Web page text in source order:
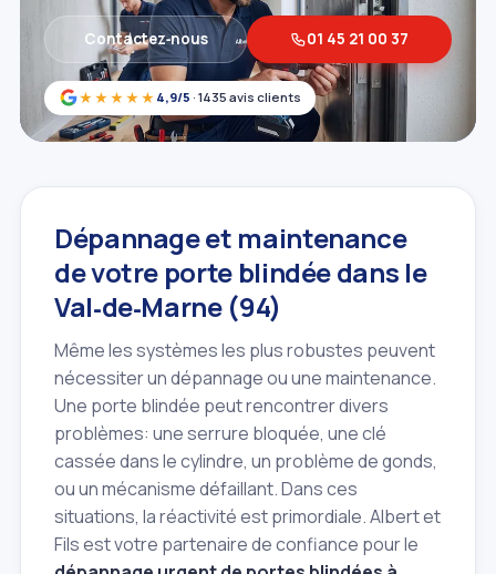
★★★★★ 4,9/5 · 1435 avis clients
Contactez‑nous 01 45 21 00 37
Dépannage et maintenance
de votre porte blindée dans le
Val‑de‑Marne (94)
Même les systèmes les plus robustes peuvent
nécessiter un dépannage ou une maintenance.
Une porte blindée peut rencontrer divers
problèmes: une serrure bloquée, une clé
cassée dans le cylindre, un problème de gonds,
ou un mécanisme défaillant. Dans ces
situations, la réactivité est primordiale. Albert et
Fils est votre partenaire de confiance pour le